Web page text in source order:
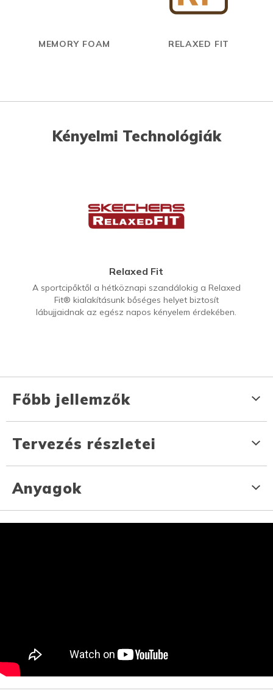
MEMORY FOAM RELAXED FIT
Kényelmi Technológiák
Relaxed Fit
A sportcipőktől a hétköznapi szandálokig a Relaxed
Fit® kialakításunk bőséges helyet biztosít
lábujjaidnak az egész napos kényelem érdekében.
Főbb jellemzők
Tervezés részletei
Anyagok